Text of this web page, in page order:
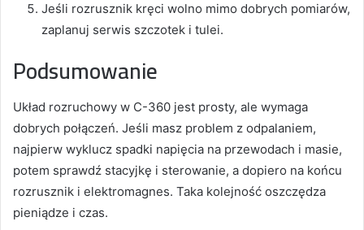
Jeśli rozrusznik kręci wolno mimo dobrych pomiarów,
zaplanuj serwis szczotek i tulei.
Podsumowanie
Układ rozruchowy w C-360 jest prosty, ale wymaga
dobrych połączeń. Jeśli masz problem z odpalaniem,
najpierw wyklucz spadki napięcia na przewodach i masie,
potem sprawdź stacyjkę i sterowanie, a dopiero na końcu
rozrusznik i elektromagnes. Taka kolejność oszczędza
pieniądze i czas.